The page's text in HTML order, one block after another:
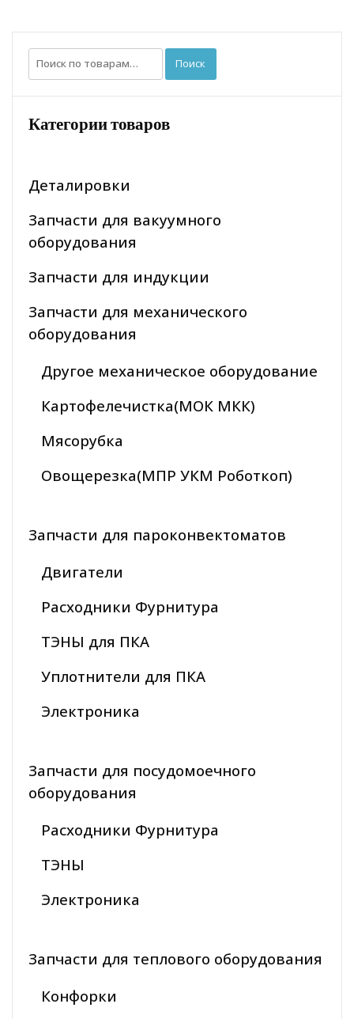
Искать: Поиск
Категории товаров
Деталировки
Запчасти для вакуумного
оборудования
Запчасти для индукции
Запчасти для механического
оборудования
Другое механическое оборудование
Картофелечистка(МОК МКК)
Мясорубка
Овощерезка(МПР УКМ Роботкоп)
Запчасти для пароконвектоматов
Двигатели
Расходники Фурнитура
ТЭНЫ для ПКА
Уплотнители для ПКА
Электроника
Запчасти для посудомоечного
оборудования
Расходники Фурнитура
ТЭНЫ
Электроника
Запчасти для теплового оборудования
Конфорки